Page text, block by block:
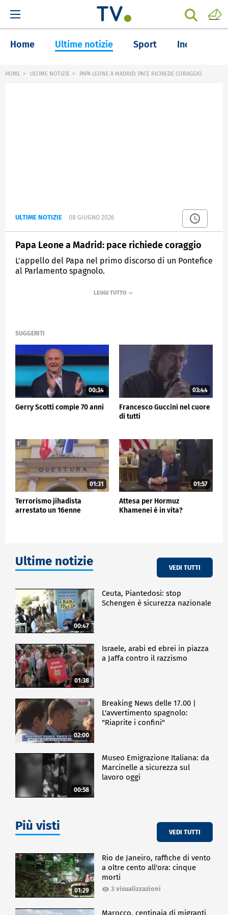
Home Ultime notizie Sport Inchieste
HOME ULTIME NOTIZIE PAPA LEONE A MADRID: PACE RICHIEDE CORAGGIO
ULTIME NOTIZIE 08 GIUGNO 2026
Papa Leone a Madrid: pace richiede coraggio
L'appello del Papa nel primo discorso di un Pontefice
al Parlamento spagnolo.
SUGGERITI
00:34
Gerry Scotti compie 70 anni
03:44
Francesco Guccini nel cuore
di tutti
01:31
Terrorismo jihadista
arrestato un 16enne
01:57
Attesa per Hormuz
Khamenei è in vita?
Ultime notizie VEDI TUTTI
00:47
Ceuta, Piantedosi: stop
Schengen è sicurezza nazionale
01:38
Israele, arabi ed ebrei in piazza
a Jaffa contro il razzismo
02:00
Breaking News delle 17.00 |
L'avvertimento spagnolo:
"Riaprite i confini"
00:58
Museo Emigrazione Italiana: da
Marcinelle a sicurezza sul
lavoro oggi
Più visti VEDI TUTTI
01:29
Rio de Janeiro, raffiche di vento
a oltre cento all'ora: cinque
morti
3 visualizzazioni
Marocco, centinaia di migranti